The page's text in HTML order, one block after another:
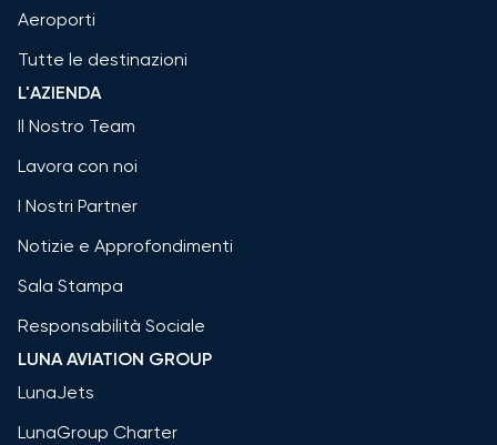
Aeroporti
Tutte le destinazioni
L'AZIENDA
Il Nostro Team
Lavora con noi
I Nostri Partner
Notizie e Approfondimenti
Sala Stampa
Responsabilità Sociale
LUNA AVIATION GROUP
LunaJets
LunaGroup Charter